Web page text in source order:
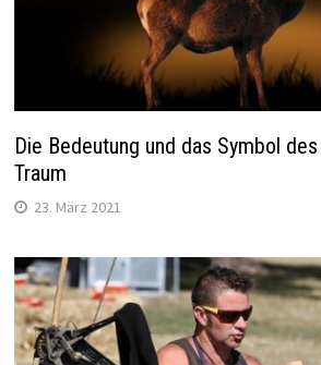
Die Bedeutung und das Symbol
Traum
23. März 2021